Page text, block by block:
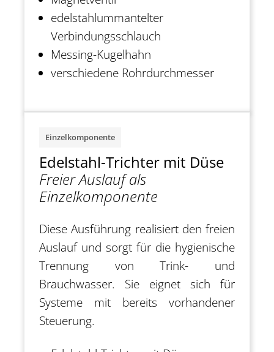
edelstahlummantelter
Verbindungsschlauch
Messing-Kugelhahn
verschiedene Rohrdurchmesser
Einzelkomponente
Edelstahl-Trichter mit Düse
Freier Auslauf als
Einzelkomponente
Diese Ausführung realisiert den freien
Auslauf und sorgt für die hygienische
Trennung von Trink- und
Brauchwasser. Sie eignet sich für
Systeme mit bereits vorhandener
Steuerung.